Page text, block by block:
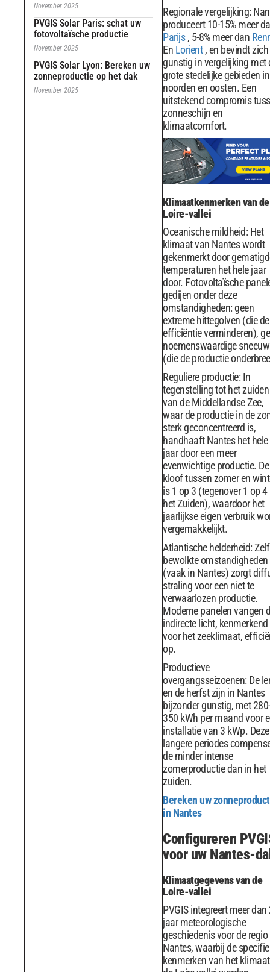
November 2025
PVGIS Solar Paris: schat uw
fotovoltaïsche productie
November 2025
PVGIS Solar Lyon: Bereken uw
zonneproductie op het dak
November 2025
Regionale vergelijking:
produceert 10-15% meer
Parijs, 5-8% meer dan
En Lorient, en bevindt zich
gunstig in vergelijking met
grote stedelijke gebieden
noorden en oosten. Een
uitstekend compromis
zonneschijn en
klimaatcomfort.
Klimaatkenmerken van de
Loire-vallei
Oceanische mildheid: Het
klimaat van Nantes wordt
gekenmerkt door
temperaturen het hele jaar
door. Fotovoltaïsche
gedijen onder deze
omstandigheden: geen
extreme hittegolven (die de
efficiëntie verminderen),
noemenswaardige sneeuw
(die de productie
Reguliere productie: In
tegenstelling tot het zuiden
van de Middellandse Zee,
waar de productie in de
sterk geconcentreerd is,
handhaaft Nantes het hele
jaar door een meer
evenwichtige productie. De
kloof tussen zomer en
is 1 op 3 (tegenover 1 op 4
het Zuiden), waardoor het
jaarlijkse eigen verbruik
vergemakkelijkt.
Atlantische helderheid:
bewolkte omstandigheden
(vaak in Nantes) zorgt
straling voor een niet te
verwaarlozen productie.
Moderne panelen vangen
indirecte licht, kenmerkend
voor het zeeklimaat,
op.
Productieve
overgangsseizoenen: De
en de herfst zijn in Nantes
bijzonder gunstig, met 280-
350 kWh per maand voor
installatie van 3 kWp. Deze
langere periodes
de minder intense
zomerproductie dan in het
zuiden.
Bereken uw
in Nantes
Configureren
voor uw Nantes-
Klimaatgegevens van de
Loire-vallei
PVGIS integreert meer dan
jaar meteorologische
geschiedenis voor de regio
Nantes, waarbij de
kenmerken van het